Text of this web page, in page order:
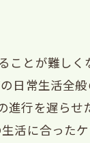
ことが難しく
日常生活全
進行を遅らせ
活に合ったケ